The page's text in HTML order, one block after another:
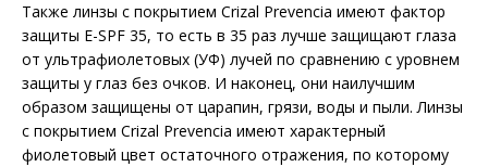
Также линзы с покрытием Crizal Prevencia имеют фактор
защиты E-SPF 35, то есть в 35 раз лучше защищают глаза
от ультрафиолетовых (УФ) лучей по сравнению с уровнем
защиты у глаз без очков. И наконец, они наилучшим
образом защищены от царапин, грязи, воды и пыли. Линзы
с покрытием Crizal Prevencia имеют характерный
фиолетовый цвет остаточного отражения, по которому